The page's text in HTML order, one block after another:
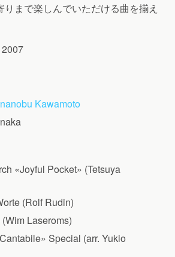
りまで楽しんでいただける曲を揃え
Kawamoto
«Joyful Pocket» (Tetsuya
(Rolf Rudin)
Laseroms)
Special (arr. Yukio